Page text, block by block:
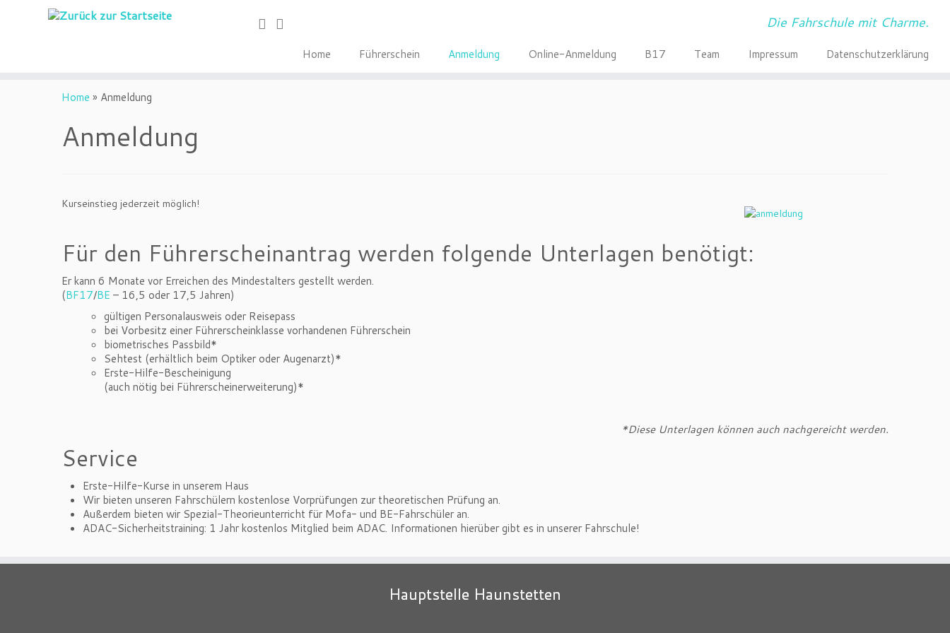
Die Fahrschule mit Charme.
Home Führerschein Anmeldung Online-Anmeldung B17 Team Impressum Datenschutzerklärung
Home » Anmeldung
Anmeldung
Kurseinstieg jederzeit möglich!
Für den Führerscheinantrag werden folgende Unterlagen benötigt:
Er kann 6 Monate vor Erreichen des Mindestalters gestellt werden.
(BF17/BE – 16,5 oder 17,5 Jahren)
gültigen Personalausweis oder Reisepass
bei Vorbesitz einer Führerscheinklasse vorhandenen Führerschein
biometrisches Passbild*
Sehtest (erhältlich beim Optiker oder Augenarzt)*
Erste-Hilfe-Bescheinigung
(auch nötig bei Führerscheinerweiterung)*
*Diese Unterlagen können auch nachgereicht werden.
Service
Erste-Hilfe-Kurse in unserem Haus
Wir bieten unseren Fahrschülern kostenlose Vorprüfungen zur theoretischen Prüfung an.
Außerdem bieten wir Spezial-Theorieunterricht für Mofa- und BE-Fahrschüler an.
ADAC-Sicherheitstraining: 1 Jahr kostenlos Mitglied beim ADAC. Informationen hierüber gibt es in unserer Fahrschule!
Hauptstelle Haunstetten